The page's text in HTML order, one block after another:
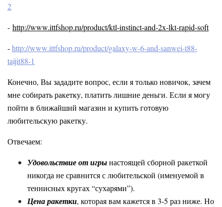
2
- http://www.ittfshop.ru/product/ktl-instinct-and-2x-lkt-rapid-soft
-http://www.ittfshop.ru/product/galaxy-w-6-and-sanwei-t88-
taijit88-1
Конечно, Вы зададите вопрос, если я только новичок, зачем
мне собирать ракетку, платить лишние деньги. Если я могу
пойти в ближайший магазин и купить готовую
любительскую ракетку.
Отвечаем:
Удовольствие от игрынастоящей сборной ракеткой
никогда не сравнится с любительской (именуемой в
теннисных кругах “сухарями”).
Цена ракетки, которая вам кажется в 3-5 раз ниже. Но